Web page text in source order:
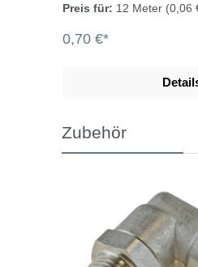
Kalt- und
Preis für: 12 Meter (0,06
0,70 €*
Zubehör